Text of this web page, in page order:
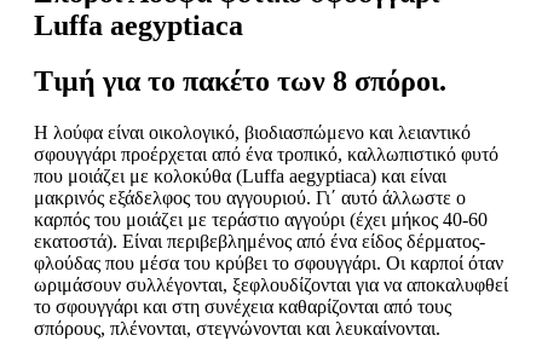
Luffa aegyptiaca
Τιμή για το πακέτο των 8 σπόροι.
Η λούφα είναι οικολογικό, βιοδιασπώμενο και λειαντικό
σφουγγάρι προέρχεται από ένα τροπικό, καλλωπιστικό φυτό
που μοιάζει με κολοκύθα (Luffa aegyptiaca) και είναι
μακρινός εξάδελφος του αγγουριού. Γι΄ αυτό άλλωστε ο
καρπός του μοιάζει με τεράστιο αγγούρι (έχει μήκος 40-60
εκατοστά). Είναι περιβεβλημένος από ένα είδος δέρματος-
φλούδας που μέσα του κρύβει το σφουγγάρι. Οι καρποί όταν
ωριμάσουν συλλέγονται, ξεφλουδίζονται για να αποκαλυφθεί
το σφουγγάρι και στη συνέχεια καθαρίζονται από τους
σπόρους, πλένονται, στεγνώνονται και λευκαίνονται.